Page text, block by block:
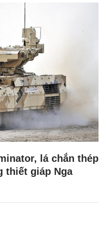
lá chắn thép
thiết giáp Nga